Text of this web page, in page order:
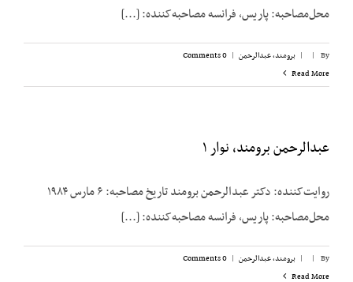
محل‌مصاحبه: پاریس، فرانسه مصاحبه‌کننده: [...]
By
|
| برومند، عبدالرحمن |
0 Comments
Read More
عبدالرحمن برومند، نوار ۱
روایت‌کننده: دکتر عبدالرحمن برومند تاریخ مصاحبه: ۶ مارس ۱۹۸۴
محل‌مصاحبه: پاریس، فرانسه مصاحبه‌کننده: [...]
By
|
| برومند، عبدالرحمن |
0 Comments
Read More